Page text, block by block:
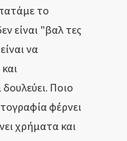
το
είναι "βαλ τες
να
και
δουλεύει. Ποιο
φέρνει
χρήματα και